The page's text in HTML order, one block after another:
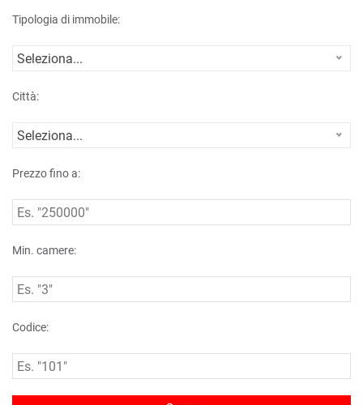
Tipologia di immobile:
Seleziona...
Città:
Seleziona...
Prezzo fino a:
Min. camere:
Codice: